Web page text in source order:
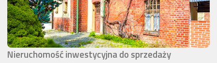
Nieruchomość inwestycyjna do sprzedaży